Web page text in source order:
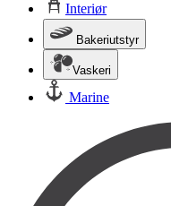
Interiør
Bakeriutstyr
Vaskeri
Marine